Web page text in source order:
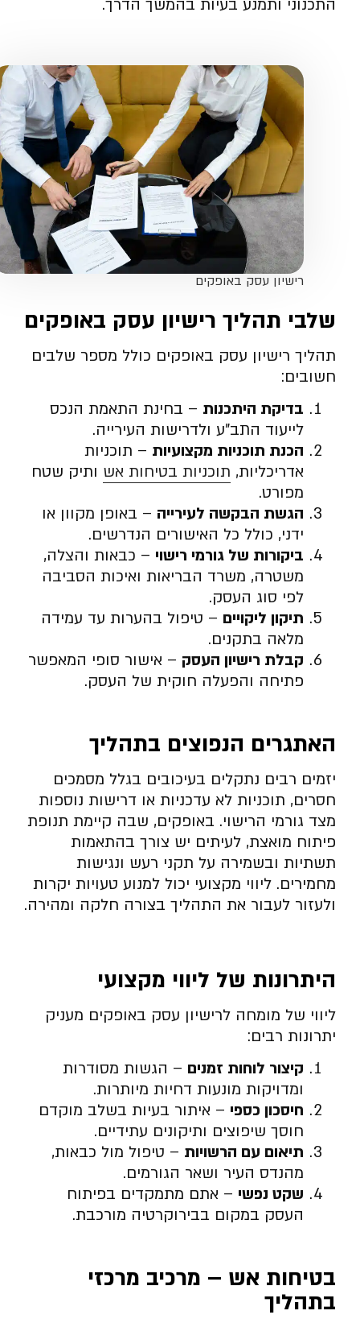
התכנוני ותמנע בעיות בהמשך הדרך.
רישיון עסק באופקים
שלבי תהליך רישיון עסק באופקים
תהליך רישיון עסק באופקים כולל מספר שלבים
חשובים:
בדיקת היתכנות – בחינת התאמת הנכס
לייעוד התב”ע ולדרישות העירייה.
הכנת תוכניות מקצועיות – תוכניות
אדריכליות, תוכניות בטיחות אש ותיק שטח
מפורט.
הגשת הבקשה לעירייה – באופן מקוון או
ידני, כולל כל האישורים הנדרשים.
ביקורות של גורמי רישוי – כבאות והצלה,
משטרה, משרד הבריאות ואיכות הסביבה
לפי סוג העסק.
תיקון ליקויים – טיפול בהערות עד עמידה
מלאה בתקנים.
קבלת רישיון העסק – אישור סופי המאפשר
פתיחה והפעלה חוקית של העסק.
האתגרים הנפוצים בתהליך
יזמים רבים נתקלים בעיכובים בגלל מסמכים
חסרים, תוכניות לא עדכניות או דרישות נוספות
מצד גורמי הרישוי. באופקים, שבה קיימת תנופת
פיתוח מואצת, לעיתים יש צורך בהתאמות
תשתיות ובשמירה על תקני רעש ונגישות
מחמירים. ליווי מקצועי יכול למנוע טעויות יקרות
ולעזור לעבור את התהליך בצורה חלקה ומהירה.
היתרונות של ליווי מקצועי
ליווי של מומחה לרישיון עסק באופקים מעניק
יתרונות רבים:
קיצור לוחות זמנים – הגשות מסודרות
ומדויקות מונעות דחיות מיותרות.
חיסכון כספי – איתור בעיות בשלב מוקדם
חוסך שיפוצים ותיקונים עתידיים.
תיאום עם הרשויות – טיפול מול כבאות,
מהנדס העיר ושאר הגורמים.
שקט נפשי – אתם מתמקדים בפיתוח
העסק במקום בבירוקרטיה מורכבת.
בטיחות אש – מרכיב מרכזי
בתהליך